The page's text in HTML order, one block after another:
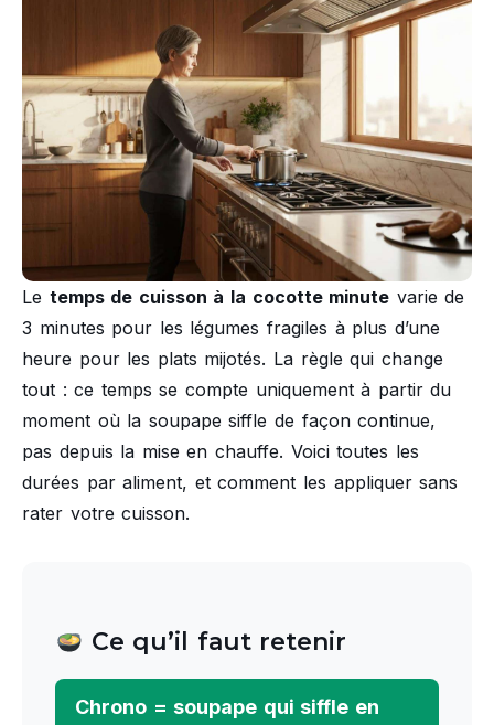
Le temps de cuisson à la cocotte minute varie de
3 minutes pour les légumes fragiles à plus d’une
heure pour les plats mijotés. La règle qui change
tout : ce temps se compte uniquement à partir du
moment où la soupape siffle de façon continue,
pas depuis la mise en chauffe. Voici toutes les
durées par aliment, et comment les appliquer sans
rater votre cuisson.
Ce qu’il faut retenir
Chrono = soupape qui siffle en